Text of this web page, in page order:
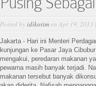
Posted byidikotimon Apr 19, 2013 |
Jakarta - Hari ini Menteri
kunjungan ke Pasar Jaya
mengakui, peredaran makanan
pewarna masih banyak terjadi.
makanan tersebut banyak